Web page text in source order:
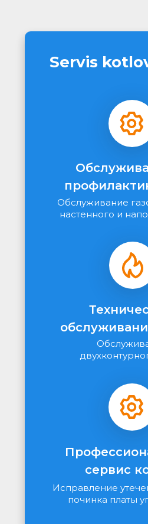
Servis
сервис
Обслуживание
настенного и
Исправление
починка платы